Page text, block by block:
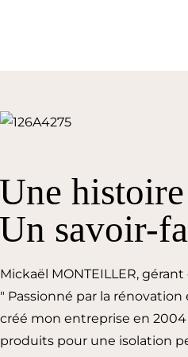
Une
Un savoir-
Mickaël MONTEILLER, gérant
" Passionné par la rénovation
créé mon entreprise en
produits pour une isolation